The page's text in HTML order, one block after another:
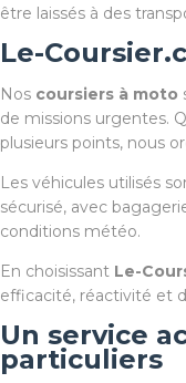
être laissés à des
Le-
Nos coursiers à moto
de missions urgentes.
plusieurs points, nous
Les véhicules utilisés
sécurisé, avec
conditions météo.
En choisissant Le-
efficacité, réactivité et
Un service
particuliers